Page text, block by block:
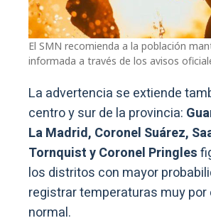
El SMN recomienda a la población
informada a través de los avisos
La advertencia se extiende
centro y sur de la provincia:
La Madrid, Coronel Suárez,
Tornquist y Coronel Pringles
los distritos con mayor
registrar temperaturas muy por
normal.